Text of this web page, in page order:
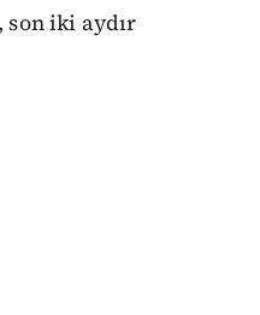
son iki aydır